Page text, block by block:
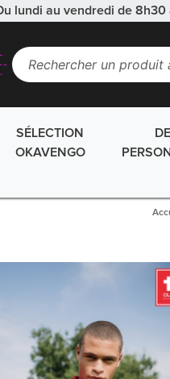
lundi au vendredi de 8h30
SÉLECTION
OKAVENGO